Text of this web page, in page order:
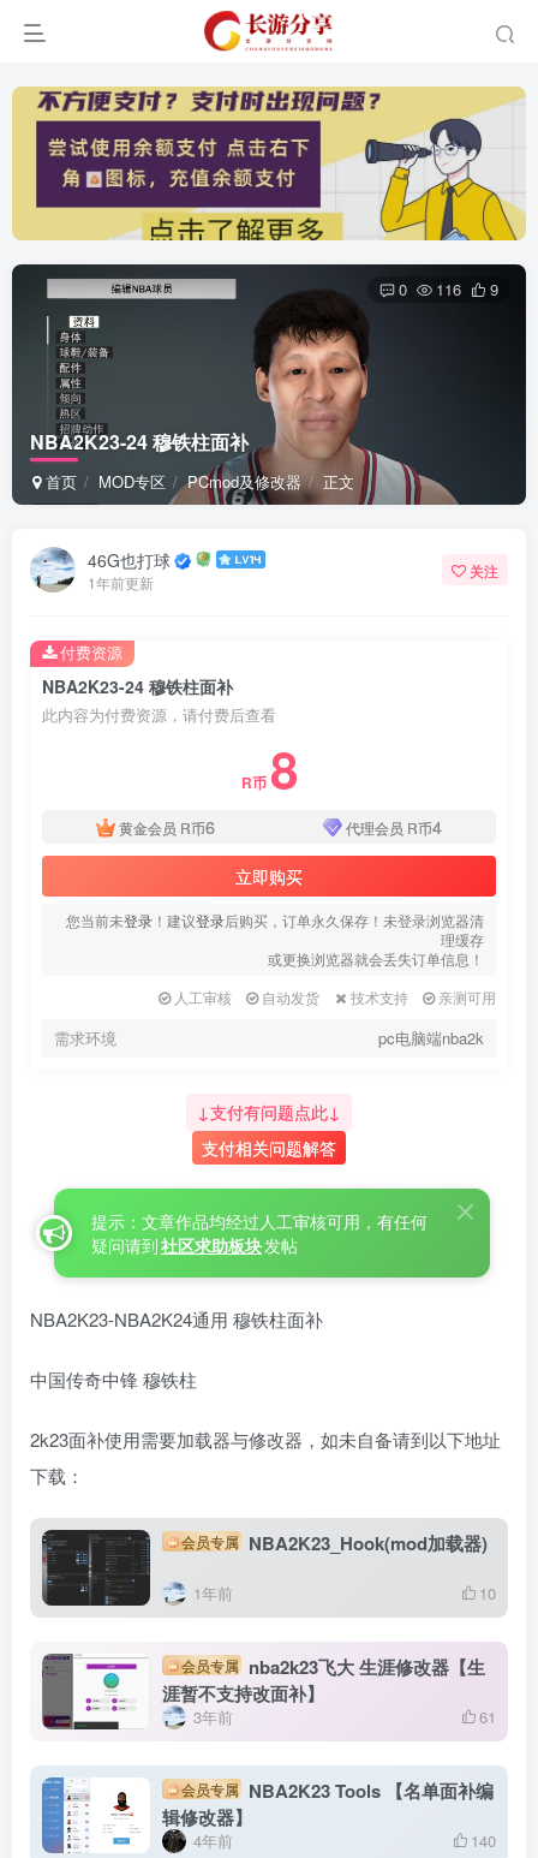
NBA2K23-24 穆铁柱面补
首页 MOD专区 PCmod及修改器 正文
0 116 9
46G也打球
1年前更新
关注
NBA2K23-24 穆铁柱面补
此内容为付费资源，请付费后查看
R币 8
黄金会员 R币6 代理会员 R币4
立即购买
您当前未登录 ！建议登录后购买，订单永久保存！未登录浏览器清
理缓存
或更换浏览器就会丢失订单信息！
人工审核
自动发货 技术支持 亲测可用
需求环境 pc电脑端nba2k
付费资源
↓支付有问题点此↓
支付相关问题解答
提示：文章作品均经过人工审核可用，有任何
疑问请到社区求助板块发帖
NBA2K23-NBA2K24通用 穆铁柱面补
中国传奇中锋 穆铁柱
2k23面补使用需要加载器与修改器，如未自备请到以下地址
下载：
会员专属 NBA2K23_Hook(mod加载器)
1年前 10
会员专属 nba2k23飞大 生涯修改器【生
涯暂不支持改面补】
3年前 61
会员专属 NBA2K23 Tools 【名单面补编
辑修改器】
4年前 140